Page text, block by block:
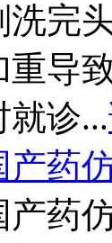
洗完
重导
就诊...
药
产药